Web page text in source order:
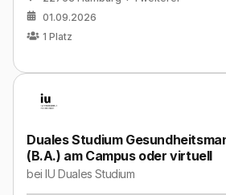
01.09.2026
1 Platz
Duales Studium
(B.A.) am Campus oder virtuell
beiIU Duales Studium